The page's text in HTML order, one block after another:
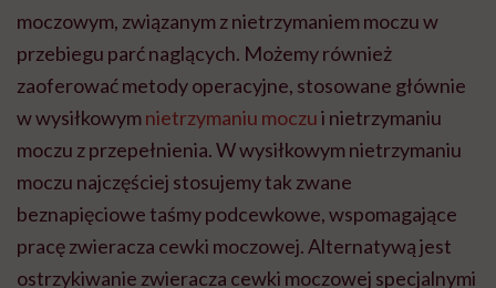
moczowym, związanym z nietrzymaniem moczu w
przebiegu parć naglących. Możemy również
zaoferować metody operacyjne, stosowane głównie
w wysiłkowymnietrzymaniu moczui nietrzymaniu
moczu z przepełnienia. W wysiłkowym nietrzymaniu
moczu najczęściej stosujemy tak zwane
beznapięciowe taśmy podcewkowe, wspomagające
pracę zwieracza cewki moczowej. Alternatywą jest
ostrzykiwanie zwieracza cewki moczowej specjalnymi